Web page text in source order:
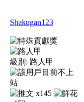
Shakugan123
級別: 路人甲
x145